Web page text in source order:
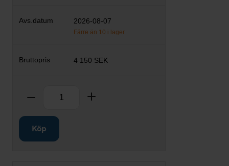
2026-08-07
Färre än 10 i lager
4 150 SEK
Ta bort
Köp